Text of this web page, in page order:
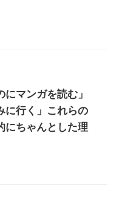
にマンガを読む」
に行く」これらの
にちゃんとした理